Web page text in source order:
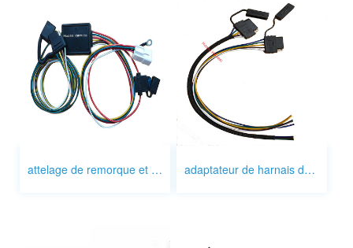
attelage de remorque et câblage adaptateur de harnais de remorque